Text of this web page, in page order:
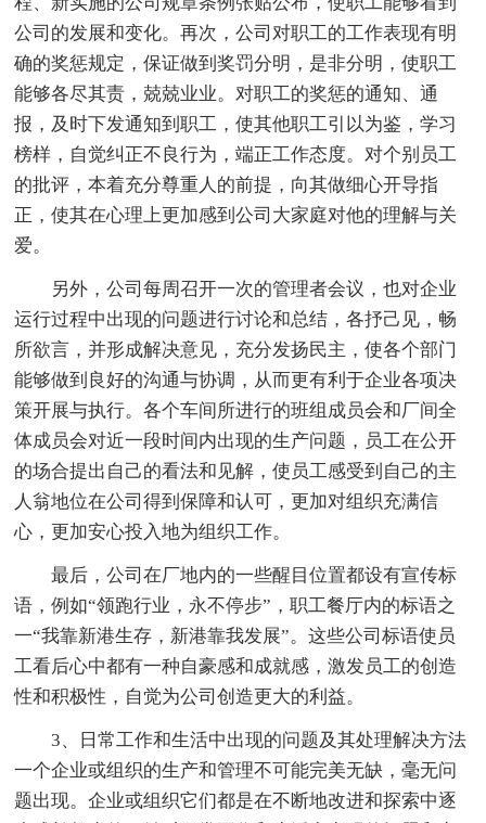
公司的发展和变化。再次，公司对职工的工作表现有明
确的奖惩规定，保证做到奖罚分明，是非分明，使职工
能够各尽其责，兢兢业业。对职工的奖惩的通知、通
报，及时下发通知到职工，使其他职工引以为鉴，学习
榜样，自觉纠正不良行为，端正工作态度。对个别员工
的批评，本着充分尊重人的前提，向其做细心开导指
正，使其在心理上更加感到公司大家庭对他的理解与关
爱。
另外，公司每周召开一次的管理者会议，也对企业
运行过程中出现的问题进行讨论和总结，各抒己见，畅
所欲言，并形成解决意见，充分发扬民主，使各个部门
能够做到良好的沟通与协调，从而更有利于企业各项决
策开展与执行。各个车间所进行的班组成员会和厂间全
体成员会对近一段时间内出现的生产问题，员工在公开
的场合提出自己的看法和见解，使员工感受到自己的主
人翁地位在公司得到保障和认可，更加对组织充满信
心，更加安心投入地为组织工作。
最后，公司在厂地内的一些醒目位置都设有宣传标
语，例如“领跑行业，永不停步”，职工餐厅内的标语之
一“我靠新港生存，新港靠我发展”。这些公司标语使员
工看后心中都有一种自豪感和成就感，激发员工的创造
性和积极性，自觉为公司创造更大的利益。
3、日常工作和生活中出现的问题及其处理解决方法
一个企业或组织的生产和管理不可能完美无缺，毫无问
题出现。企业或组织它们都是在不断地改进和探索中逐